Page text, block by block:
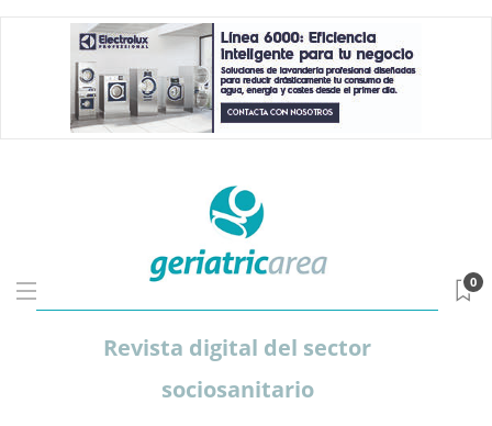
Revista digital del sector
sociosanitario
0